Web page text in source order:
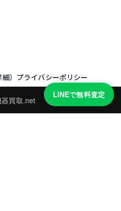
） プライバシーポリシー
買取.net
LINEで無料査定